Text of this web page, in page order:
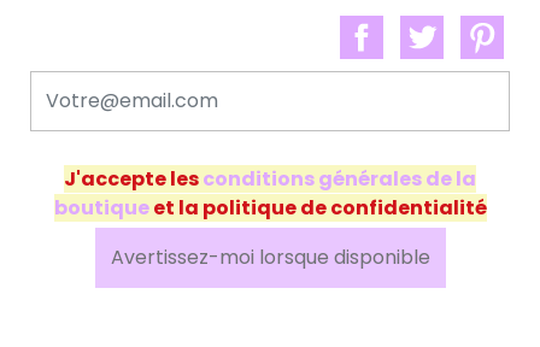
J'accepte lesconditions générales de la
boutiqueet la politique de confidentialité
Avertissez-moi lorsque disponible